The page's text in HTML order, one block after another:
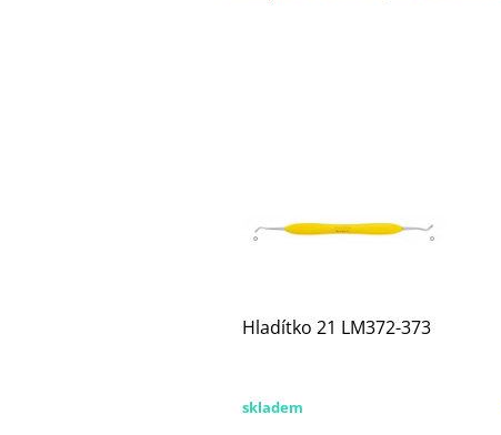
Hladítko 21 LM372-373
skladem